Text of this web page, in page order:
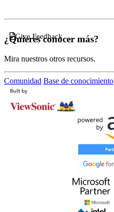
Give Feedback
¿Quieres conocer más?
Mira nuestros otros recursos.
Comunidad Base de conocimiento